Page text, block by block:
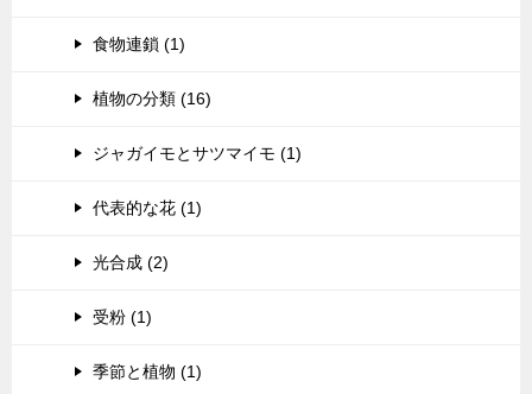
食物連鎖 (1)
植物の分類 (16)
ジャガイモとサツマイモ (1)
代表的な花 (1)
光合成 (2)
受粉 (1)
季節と植物 (1)